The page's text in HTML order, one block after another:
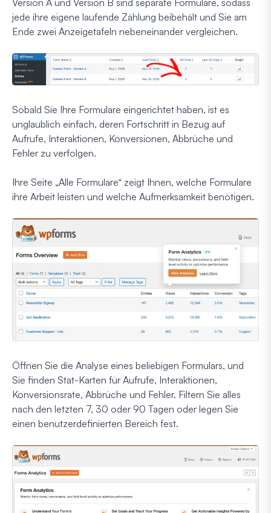
jede ihre eigene laufende Zählung beibehält und Sie am
Ende zwei Anzeigetafeln nebeneinander vergleichen.
Sobald Sie Ihre Formulare eingerichtet haben, ist es
unglaublich einfach, deren Fortschritt in Bezug auf
Aufrufe, Interaktionen, Konversionen, Abbrüche und
Fehler zu verfolgen.
Ihre Seite „Alle Formulare“ zeigt Ihnen, welche Formulare
ihre Arbeit leisten und welche Aufmerksamkeit benötigen.
Öffnen Sie die Analyse eines beliebigen Formulars, und
Sie finden Stat-Karten für Aufrufe, Interaktionen,
Konversionsrate, Abbrüche und Fehler. Filtern Sie alles
nach den letzten 7, 30 oder 90 Tagen oder legen Sie
einen benutzerdefinierten Bereich fest.